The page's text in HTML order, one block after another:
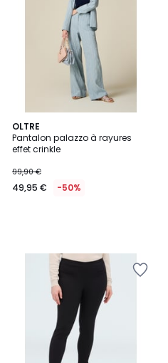
OLTRE
Pantalon palazzo à rayures
effet crinkle
99,90 €
49,95 € -50%